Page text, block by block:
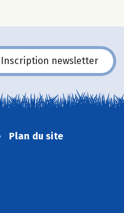
Inscription newsletter
Plan du site